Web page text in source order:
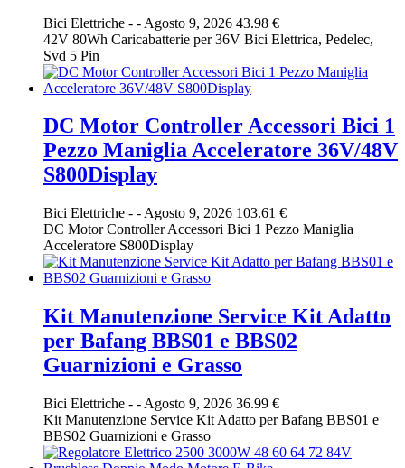
Bici Elettriche - - Agosto 9, 2026 43.98 €
42V 80Wh Caricabatterie per 36V Bici Elettrica, Pedelec,
Svd 5 Pin
DC Motor Controller Accessori Bici 1
Pezzo Maniglia Acceleratore 36V/48V
S800Display
Bici Elettriche - - Agosto 9, 2026 103.61 €
DC Motor Controller Accessori Bici 1 Pezzo Maniglia
Acceleratore S800Display
Kit Manutenzione Service Kit Adatto
per Bafang BBS01 e BBS02
Guarnizioni e Grasso
Bici Elettriche - - Agosto 9, 2026 36.99 €
Kit Manutenzione Service Kit Adatto per Bafang BBS01 e
BBS02 Guarnizioni e Grasso